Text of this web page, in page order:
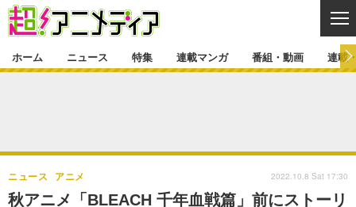
ゲーム・アプリ マンガ
特集一覧 カバー
連載マンガ
連載マンガ一覧 連載一覧
番組・動画
ホーム ニュース 特集 連載マンガ 番組・動画 連載
秋アニメ「BLEACH 千年血戦篇」前にストーリ
ニュース アニメ 2022.10.8 Sat 17:30